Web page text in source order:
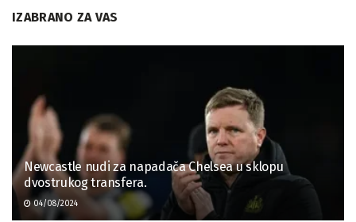
IZABRANO ZA VAS
Newcastle nudi za napadača Chelsea u sklopu
dvostrukog transfera.
04/08/2024